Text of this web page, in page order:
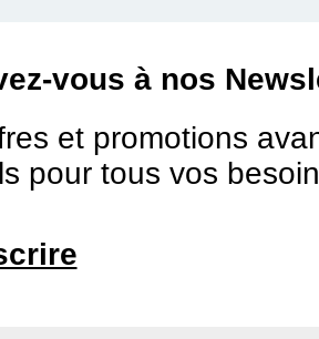
vous à nos
et promotions
pour tous vos